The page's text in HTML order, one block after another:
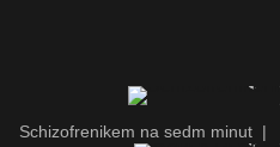
Schizofrenikem na sedm minut |